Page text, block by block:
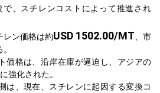
で、スチレンコストによって推進され
レン価格は約USD 1502.00/MT 、市
価格は、沿岸在庫が逼迫し、アジアの
強化された。
は、現在、スチレンに起因する変換コ